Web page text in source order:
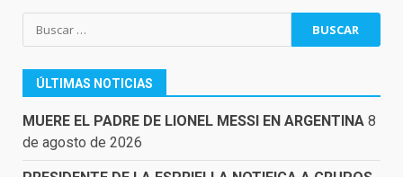
Buscar:
ÚLTIMAS NOTICIAS
MUERE EL PADRE DE LIONEL MESSI EN ARGENTINA 8
de agosto de 2026